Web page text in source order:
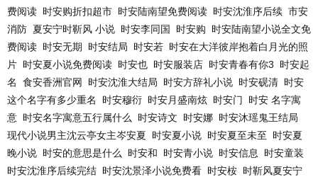
费阅读 时安购折扣超市 时安陆南望免费阅读 时安沈淮序后续 市安
消防 夏安宁时靳风 小说 时安李同国 时安购
时安陆南望小说全文免
费阅读 时安无期 时安结局 时安若 时安在大洋彼岸抱着白月光的照
片 时安夏小说免费阅读 时安也 时安服装店 时安青春有你3
时安起
名
食安香洲官网 时安沈淮大结局 时安方辞礼小说 时安砚清 时安
这个名字有多少重名
时安穆衍 时安月盛南炫 时安门
时安 名字寓
意 时安名字寓意五行属什么 时安诗文 时安娜 时安沐瑶鬼王结局
现代小说男主沈云亭女主岑安夏
时安夏小说 时安夏至未至
时安夏
晚小说 时安的意思是什么 时安和 时安青小说 时安信息
时安童装
时安沈淮序后续完结 时安沈景泽小说免费看 时安桉 时靳风夏安宁